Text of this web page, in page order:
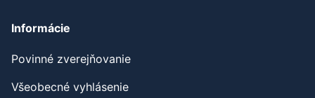
Informácie
Povinné zverejňovanie
Všeobecné vyhlásenie